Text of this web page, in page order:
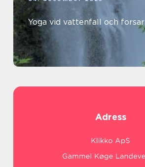
Yoga vid vattenfall och forsar
Adress